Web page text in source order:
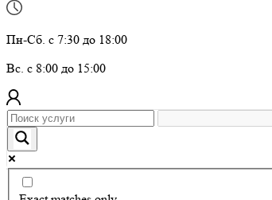
Пн-Сб. с 7:30 до 18:00
Вс. с 8:00 до 15:00